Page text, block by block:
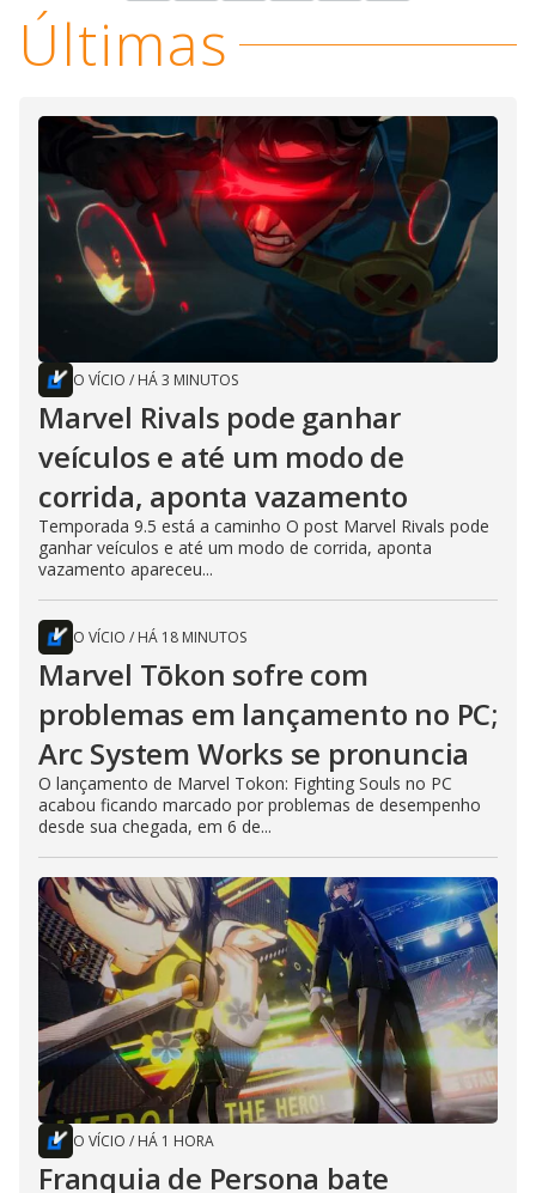
Últimas
O VÍCIO / HÁ 3 MINUTOS
Marvel Rivals pode ganhar
veículos e até um modo de
corrida, aponta vazamento
Temporada 9.5 está a caminho O post Marvel Rivals pode
ganhar veículos e até um modo de corrida, aponta
vazamento apareceu...
O VÍCIO / HÁ 18 MINUTOS
Marvel Tōkon sofre com
problemas em lançamento no PC;
Arc System Works se pronuncia
O lançamento de Marvel Tokon: Fighting Souls no PC
acabou ficando marcado por problemas de desempenho
desde sua chegada, em 6 de...
O VÍCIO / HÁ 1 HORA
Franquia de Persona bate